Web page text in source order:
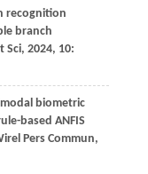
recognition
branch
Sci, 2024, 10:
biometric
based ANFIS
Pers Commun,